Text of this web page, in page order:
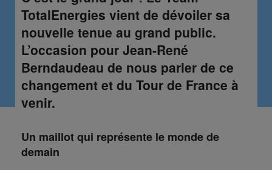
TotalEnergies vient de dévoiler sa
nouvelle tenue au grand public.
L’occasion pour Jean-René
Berndaudeau de nous parler de ce
changement et du Tour de France à
venir.
Un maillot qui représente le monde de
demain